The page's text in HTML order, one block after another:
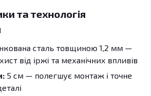
та технологія
сталь товщиною 1,2 мм —
від іржі та механічних впливів
5 см — полегшує монтаж і точне